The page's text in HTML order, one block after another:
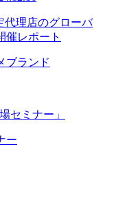
代理店のグローバ
催レポート
ブランド
セミナー」
ー